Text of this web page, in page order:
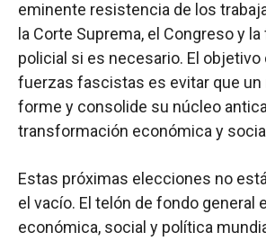
eminente resistencia de los
la Corte Suprema, el Congreso y
policial si es necesario. El objetivo
fuerzas fascistas es evitar que
forme y consolide su núcleo
transformación económica y
Estas próximas elecciones no
el vacío. El telón de fondo general
económica, social y política